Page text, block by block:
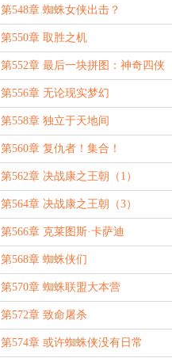
第548章 蜘蛛女侠出击？
第550章 取胜之机
第552章 最后一块拼图：神奇四侠
第556章 无论现实梦幻
第558章 独立于天地间
第560章 复仇者！集合！
第562章 决战康之王朝（1）
第564章 决战康之王朝（3）
第566章 克莱图斯·卡萨迪
第568章 蜘蛛侠们
第570章 蜘蛛联盟大本营
第572章 致命屠杀
第574章 或许蜘蛛侠没有日常